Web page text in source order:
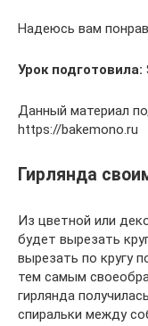
Надеюсь вам
Урок подготовила:
Данный материал
https://bakemono.ru
Гирлянда
Из цветной или
будет вырезать
вырезать по кругу
тем самым
гирлянда
спиральки между